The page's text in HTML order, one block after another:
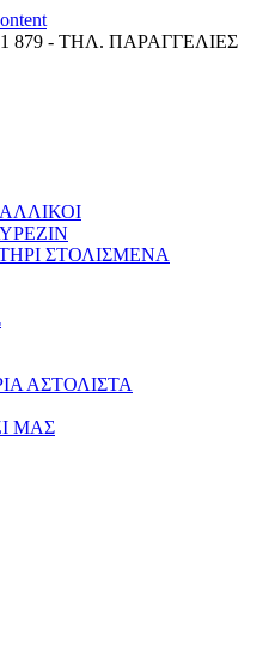
879 - ΤΗΛ. ΠΑΡΑΓΓΕΛΙΕΣ
ΣΤΟΛΙΣΜΕΝΑ
ΑΣΤΟΛΙΣΤΑ
ΜΑΣ